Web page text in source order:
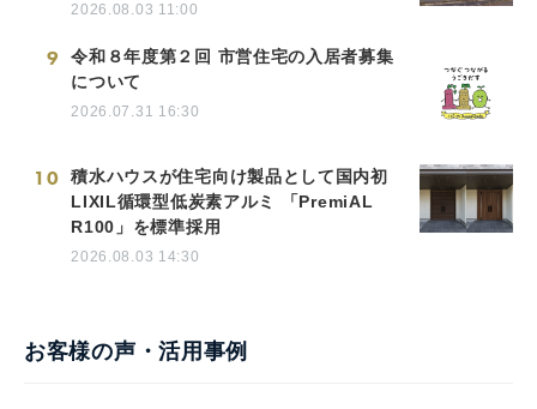
2026.08.03 11:00
9
令和８年度第２回 市営住宅の入居者募集
について
2026.07.31 16:30
10
積水ハウスが住宅向け製品として国内初
LIXIL循環型低炭素アルミ 「PremiAL
R100」を標準採用
2026.08.03 14:30
お客様の声・活用事例